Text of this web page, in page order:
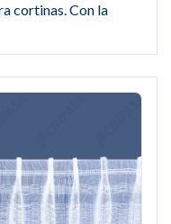
cortinas. Con la